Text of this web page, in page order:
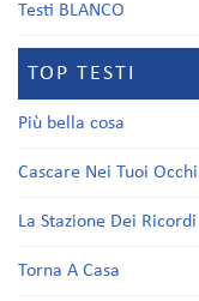
Testi BLANCO
TOP TESTI
Più bella cosa
Cascare Nei Tuoi Occhi
La Stazione Dei Ricordi
Torna A Casa